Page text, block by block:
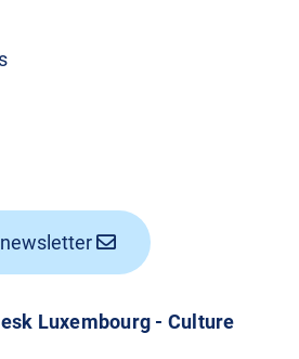
Luxembourg - Culture
newsletter